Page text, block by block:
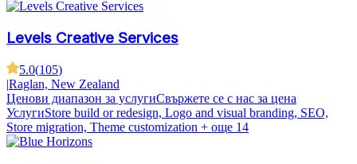
Levels Creative Services
5.0(105)
Raglan, New Zealand
Ценови диапазон за услугиСвържете се с нас за цена
УслугиStore build or redesign, Logo and visual branding, SEO,
Store migration, Theme customization + още 14